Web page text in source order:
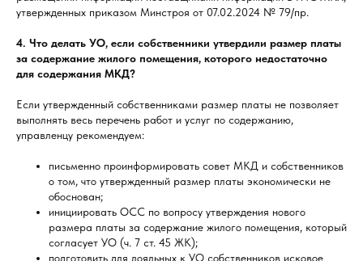
утвержденных приказом Минстроя от 07.02.2024 № 79/пр.
4. Что делать УО, если собственники утвердили размер платы
за содержание жилого помещения, которого недостаточно
для содержания МКД?
Если утвержденный собственниками размер платы не позволяет
выполнять весь перечень работ и услуг по содержанию,
управленцу рекомендуем:
письменно проинформировать совет МКД и собственников
о том, что утвержденный размер платы экономически не
обоснован;
инициировать ОСС по вопросу утверждения нового
размера платы за содержание жилого помещения, который
согласует УО (ч. 7 ст. 45 ЖК);
подготовить для лояльных к УО собственников исковое